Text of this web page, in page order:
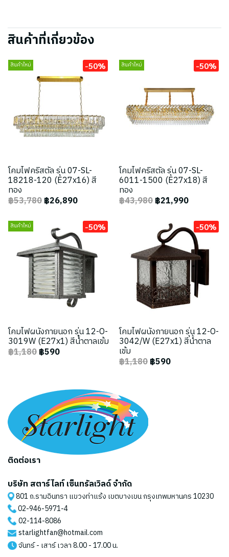
สินค้าที่เกี่ยวข้อง
สินค้าใหม่ -50%
โคมไฟคริสตัล รุ่น 07-SL-
18218-120 (E27x16) สี
ทอง
฿53,780฿26,890
สินค้าใหม่ -50%
โคมไฟคริสตัล รุ่น 07-SL-
6011-1500 (E27x18) สี
ทอง
฿43,980฿21,990
สินค้าใหม่ -50%
โคมไฟผนังภายนอก รุ่น 12-O-
3019W (E27x1) สีน้ำตาลเข้ม
฿1,180฿590
-50%
โคมไฟผนังภายนอก รุ่น 12-O-
3042/W (E27x1) สีน้ำตาล
เข้ม
฿1,180฿590
ติดต่อเรา
บริษัท สตาร์ไลท์ เซ็นทรัลเวิลด์ จำกัด
801 ถ.รามอินทรา แขวงท่าแร้ง เขตบางเขน กรุงเทพมหานคร 10230
02-946-5971-4
02-114-8086
starlightfan@hotmail.com
จันทร์ - เสาร์ เวลา 8.00 - 17.00 น.